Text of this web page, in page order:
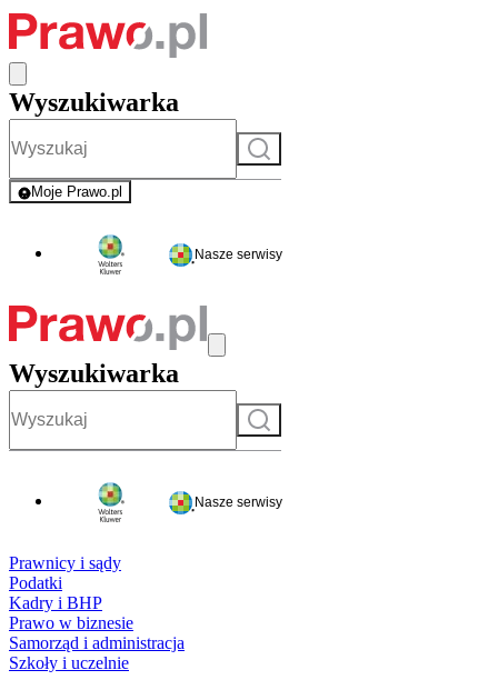
Wyszukiwarka
Szukaj
Moje Prawo.pl
- rejestracja i logowanie do serwisu
Nasze serwisy
Wyszukiwarka
Szukaj
Nasze serwisy
Prawnicy i sądy
Podatki
Kadry i BHP
Prawo w biznesie
Samorząd i administracja
Szkoły i uczelnie